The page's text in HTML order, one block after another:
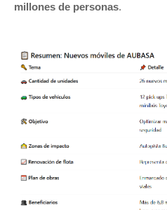
millones de personas.